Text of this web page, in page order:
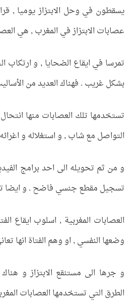
عصابات الابتزاز في المغرب , هي
تمرسا في ايقاع الضحايا , و ارتكاب
بشكل غريب . فهناك العديد من
تستخدمها تلك العصابات منها
التواصل مع شاب , و استغلاله و
و من ثم تحويله الى احد برامج
تسجيل مقطع جنسي فاضح . و ايضا
العصابات المغربية , اسلوب ايقاع
وضعها النفسي , او وهم الفتاة انها
و جرها الى مستنقع الابتزاز و
الطرق التي تستخدمها العصابات